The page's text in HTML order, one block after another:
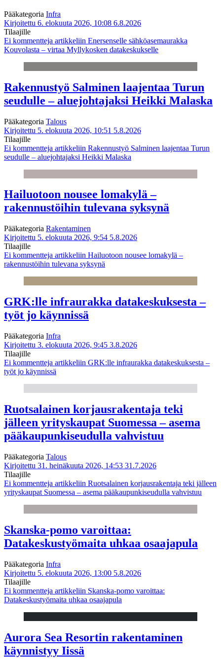
Pääkategoria Infra
Kirjoitettu 6. elokuuta 2026, 10:08 6.8.2026
Tilaajille
Ei kommentteja artikkeliin Enersenselle sähköasemaurakka
Kouvolasta – virtaa Myllykosken datakeskukselle
Rakennustyö Salminen laajentaa Turun
seudulle – aluejohtajaksi Heikki Malaska
Pääkategoria Talous
Kirjoitettu 5. elokuuta 2026, 10:51 5.8.2026
Tilaajille
Ei kommentteja artikkeliin Rakennustyö Salminen laajentaa Turun
seudulle – aluejohtajaksi Heikki Malaska
Hailuotoon nousee lomakylä –
rakennustöihin tulevana syksynä
Pääkategoria Rakentaminen
Kirjoitettu 5. elokuuta 2026, 9:54 5.8.2026
Tilaajille
Ei kommentteja artikkeliin Hailuotoon nousee lomakylä –
rakennustöihin tulevana syksynä
GRK:lle infraurakka datakeskuksesta –
työt jo käynnissä
Pääkategoria Infra
Kirjoitettu 3. elokuuta 2026, 9:45 3.8.2026
Tilaajille
Ei kommentteja artikkeliin GRK:lle infraurakka datakeskuksesta –
työt jo käynnissä
Ruotsalainen korjausrakentaja teki
jälleen yrityskaupat Suomessa – asema
pääkaupunkiseudulla vahvistuu
Pääkategoria Talous
Kirjoitettu 31. heinäkuuta 2026, 14:53 31.7.2026
Tilaajille
Ei kommentteja artikkeliin Ruotsalainen korjausrakentaja teki jälleen
yrityskaupat Suomessa – asema pääkaupunkiseudulla vahvistuu
Skanska-pomo varoittaa:
Datakeskustyömaita uhkaa osaajapula
Pääkategoria Infra
Kirjoitettu 5. elokuuta 2026, 13:00 5.8.2026
Tilaajille
Ei kommentteja artikkeliin Skanska-pomo varoittaa:
Datakeskustyömaita uhkaa osaajapula
Aurora Sea Resortin rakentaminen
käynnistyy Iissä